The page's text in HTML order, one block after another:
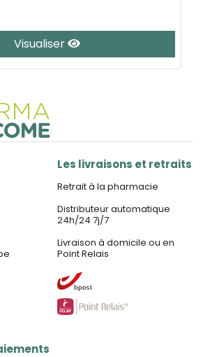
Visualiser
Les livraisons et retraits
Retrait à la pharmacie
Distributeur automatique
24h/24 7j/7
Livraison à domicile ou en
Point Relais